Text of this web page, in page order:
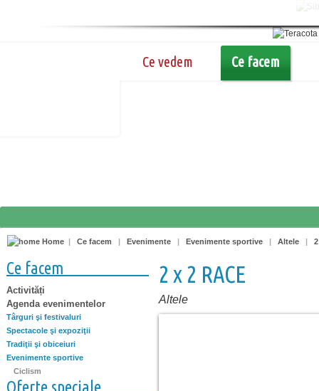
Ce vedem Ce facem
Home | Ce facem | Evenimente | Evenimente sportive | Altele |
Ce facem
Activități
Agenda evenimentelor
Târguri şi festivaluri
Spectacole şi expoziţii
Tradiţii şi obiceiuri
Evenimente sportive
Ciclism
Oferte speciale
2 x 2 RACE
Altele